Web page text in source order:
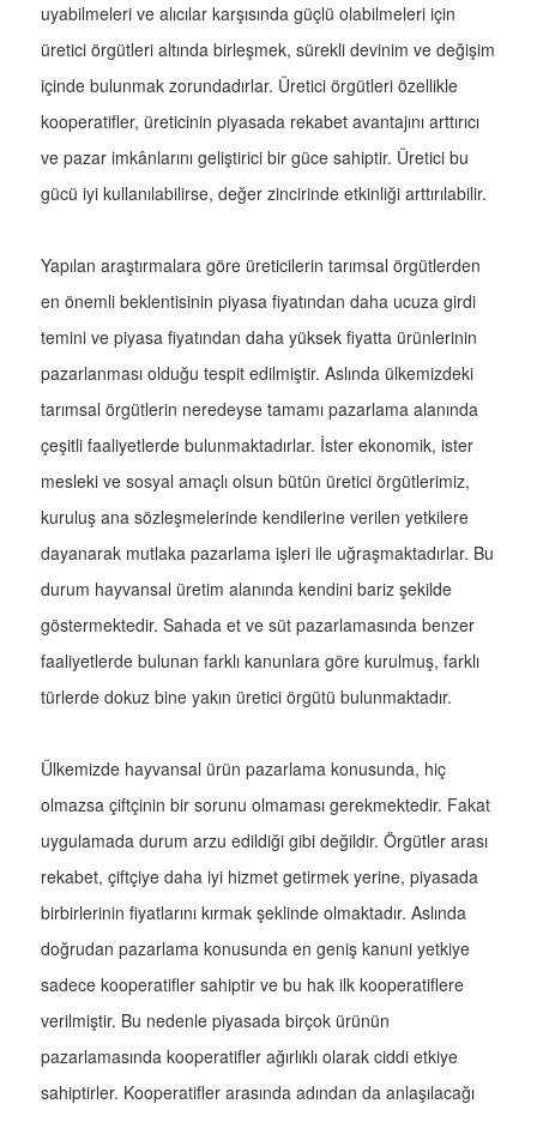
uyabilmeleri ve alıcılar karşısında güçlü olabilmeleri için
üretici örgütleri altında birleşmek, sürekli devinim ve değişim
içinde bulunmak zorundadırlar. Üretici örgütleri özellikle
kooperatifler, üreticinin piyasada rekabet avantajını arttırıcı
ve pazar imkânlarını geliştirici bir güce sahiptir. Üretici bu
gücü iyi kullanılabilirse, değer zincirinde etkinliği arttırılabilir.
Yapılan araştırmalara göre üreticilerin tarımsal örgütlerden
en önemli beklentisinin piyasa fiyatından daha ucuza girdi
temini ve piyasa fiyatından daha yüksek fiyatta ürünlerinin
pazarlanması olduğu tespit edilmiştir. Aslında ülkemizdeki
tarımsal örgütlerin neredeyse tamamı pazarlama alanında
çeşitli faaliyetlerde bulunmaktadırlar. İster ekonomik, ister
mesleki ve sosyal amaçlı olsun bütün üretici örgütlerimiz,
kuruluş ana sözleşmelerinde kendilerine verilen yetkilere
dayanarak mutlaka pazarlama işleri ile uğraşmaktadırlar. Bu
durum hayvansal üretim alanında kendini bariz şekilde
göstermektedir. Sahada et ve süt pazarlamasında benzer
faaliyetlerde bulunan farklı kanunlara göre kurulmuş, farklı
türlerde dokuz bine yakın üretici örgütü bulunmaktadır.
Ülkemizde hayvansal ürün pazarlama konusunda, hiç
olmazsa çiftçinin bir sorunu olmaması gerekmektedir. Fakat
uygulamada durum arzu edildiği gibi değildir. Örgütler arası
rekabet, çiftçiye daha iyi hizmet getirmek yerine, piyasada
birbirlerinin fiyatlarını kırmak şeklinde olmaktadır. Aslında
doğrudan pazarlama konusunda en geniş kanuni yetkiye
sadece kooperatifler sahiptir ve bu hak ilk kooperatiflere
verilmiştir. Bu nedenle piyasada birçok ürünün
pazarlamasında kooperatifler ağırlıklı olarak ciddi etkiye
sahiptirler. Kooperatifler arasında adından da anlaşılacağı